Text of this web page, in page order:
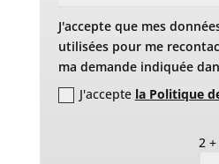
J'accepte que mes
utilisées pour me
ma demande indiquée
J'accepte la Politique
2